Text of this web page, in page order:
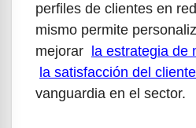
perfiles de clientes en
mismo permite
mejorar
la estrategia de
la satisfacción del cliente
vanguardia en el sector.